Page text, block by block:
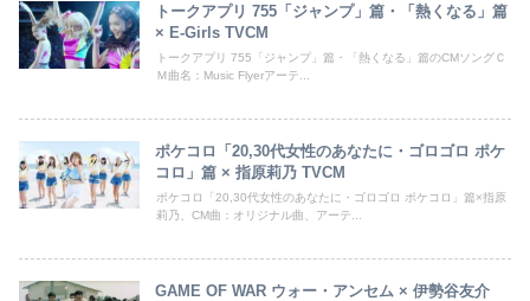
トークアプリ 755「ジャンプ」篇・「熱くなる」篇
× E-Girls TVCM
トークアプリ 755「ジャンプ」篇・「熱くなる」篇のCMソングＣ
Ｍ曲名：Music Flyerアーテ...
ポケコロ「20,30代女性のあなたに・ゴロゴロ ポケ
コロ」篇 × 指原莉乃 TVCM
ポケコロ「20,30代女性のあなたに・ゴロゴロ ポケコロ」篇×指原
莉乃、CM曲：オリジナル曲、アーテ...
GAME OF WAR ウォー・アンセム × 伊勢谷友介